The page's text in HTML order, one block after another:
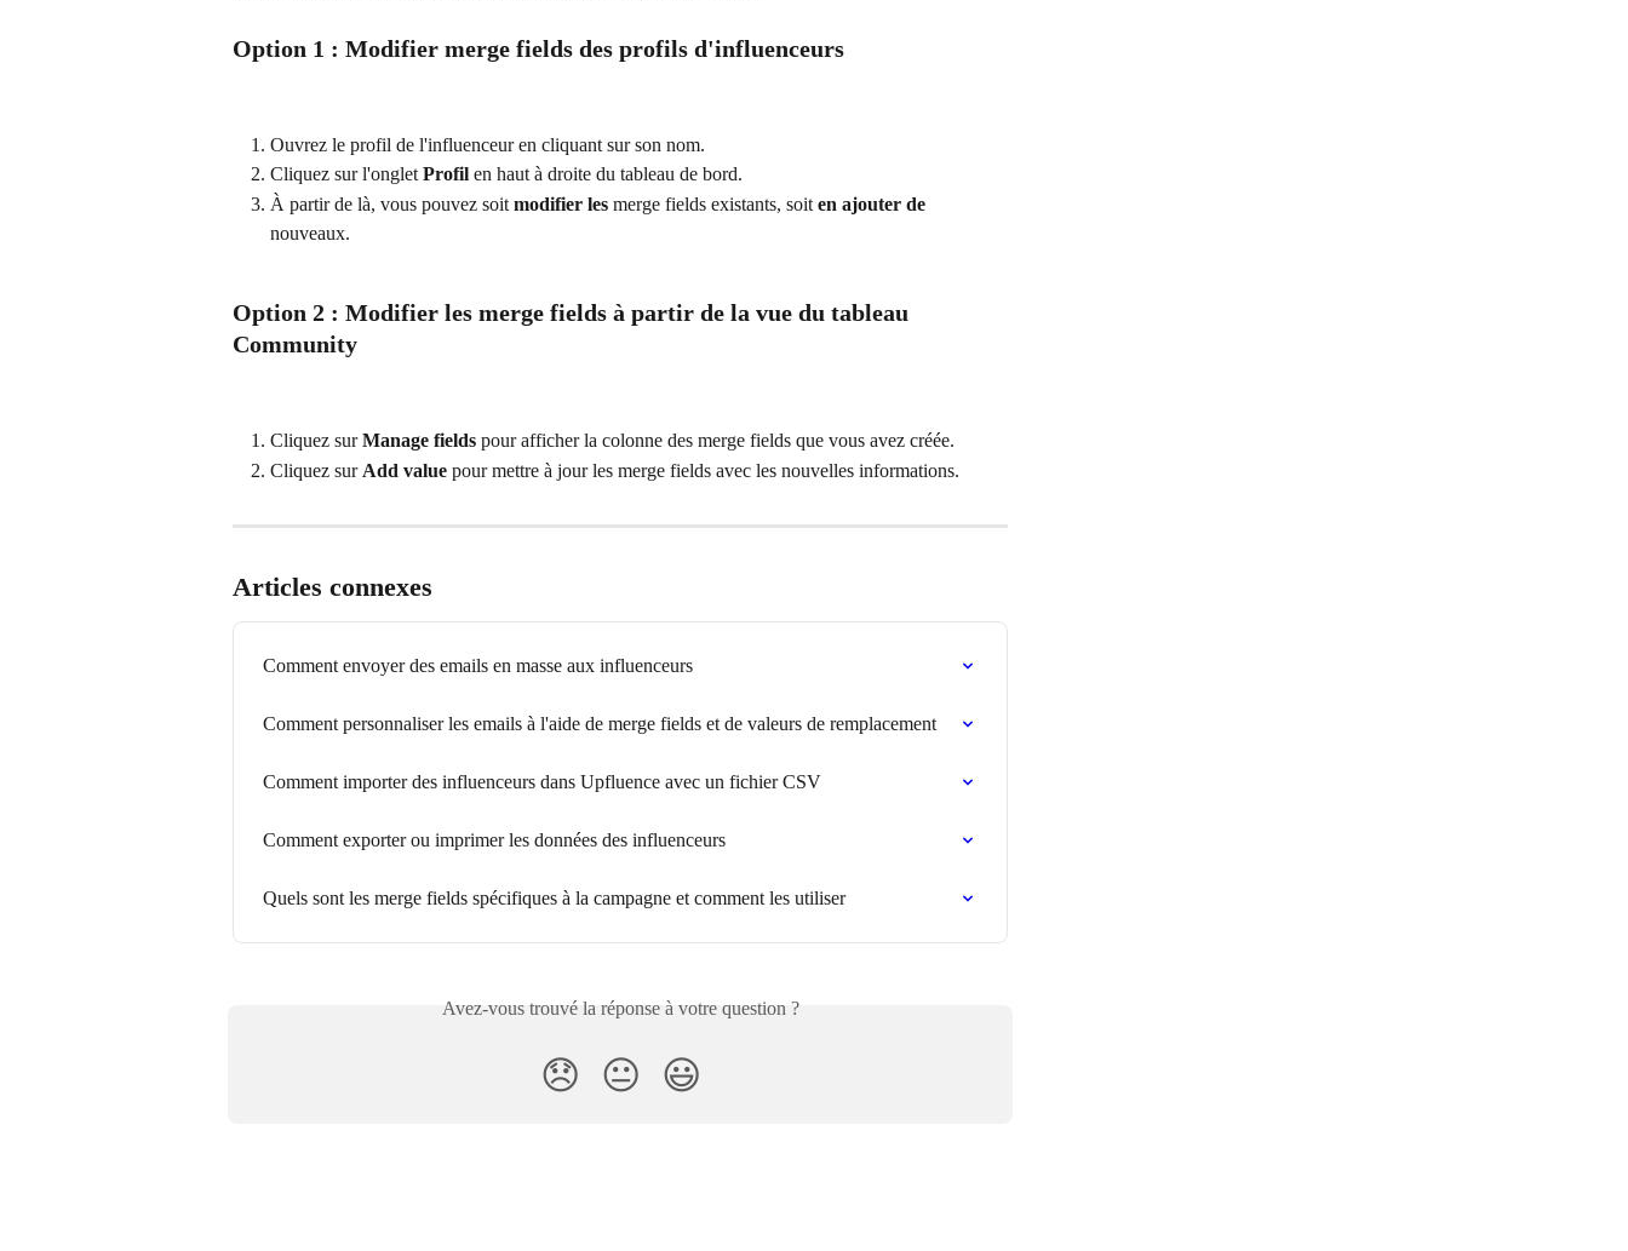
Option 1 : Modifier merge fields des profils d'influenceurs
Ouvrez le profil de l'influenceur en cliquant sur son nom.
Cliquez sur l'onglet Profil en haut à droite du tableau de bord.
À partir de là, vous pouvez soit modifier les merge fields existants, soit en ajouter de
nouveaux.
Option 2 : Modifier les merge fields à partir de la vue du tableau
Community
Cliquez sur Manage fields pour afficher la colonne des merge fields que vous avez créée.
Cliquez sur Add value pour mettre à jour les merge fields avec les nouvelles informations.
Articles connexes
Comment envoyer des emails en masse aux influenceurs
Comment personnaliser les emails à l'aide de merge fields et de valeurs de remplacement
Comment importer des influenceurs dans Upfluence avec un fichier CSV
Comment exporter ou imprimer les données des influenceurs
Quels sont les merge fields spécifiques à la campagne et comment les utiliser
Avez-vous trouvé la réponse à votre question ?
😞 😐 😃